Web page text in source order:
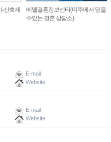
산호세
베델결혼정보센타(미주에서 믿을
수있는 결혼 상담소)
E-mail
Website
E-mail
Website